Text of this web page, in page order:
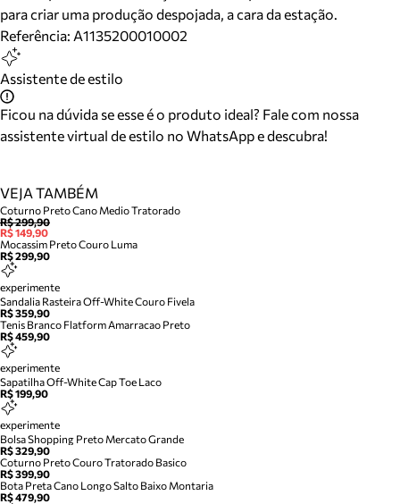
para criar uma produção despojada, a cara da estação.
Referência: A1135200010002
Assistente de estilo
Ficou na dúvida se esse é o produto ideal? Fale com nossa
assistente virtual de estilo no WhatsApp e descubra!
VEJA TAMBÉM
Coturno Preto Cano Medio Tratorado
R$ 299,90
R$ 149,90
Mocassim Preto Couro Luma
R$ 299,90
experimente
Sandalia Rasteira Off-White Couro Fivela
R$ 359,90
Tenis Branco Flatform Amarracao Preto
R$ 459,90
experimente
Sapatilha Off-White Cap Toe Laco
R$ 199,90
experimente
Bolsa Shopping Preto Mercato Grande
R$ 329,90
Coturno Preto Couro Tratorado Basico
R$ 399,90
Bota Preta Cano Longo Salto Baixo Montaria
R$ 479,90